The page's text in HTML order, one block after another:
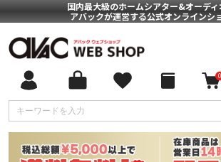
国内最大級のホームシアター&オーディ
アバックが運営する公式オンラインシ
0